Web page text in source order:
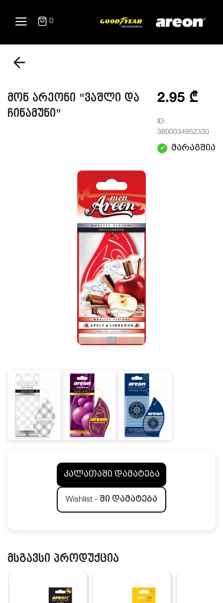
0
მონ არეონი "ვაშლი და
ჩინამუნი"
2.95 ₾
ID:
3800034952330
✔ მარაგშია
კალათაში დამატება
Wishlist - ში დამატება
მსგავსი პროდუქცია